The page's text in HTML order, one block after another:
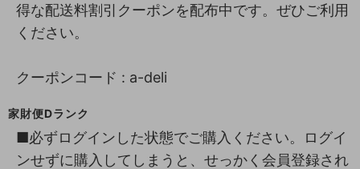
得な配送料割引クーポンを配布中です。ぜひご利用
ください。
クーポンコード : a-deli
家財便Dランク
■必ずログインした状態でご購入ください。ログイ
ンせずに購入してしまうと、せっかく会員登録され